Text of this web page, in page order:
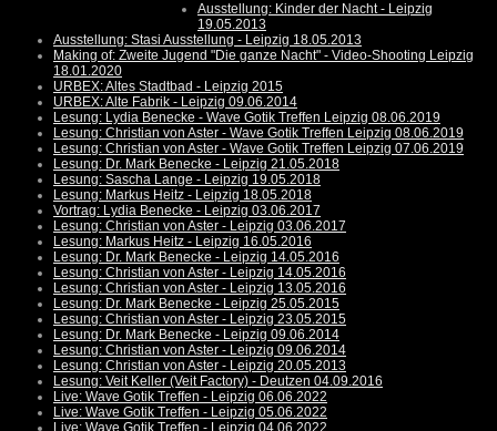
Ausstellung: Kinder der Nacht - Leipzig
19.05.2013
Ausstellung: Stasi Ausstellung - Leipzig 18.05.2013
Making of: Zweite Jugend "Die ganze Nacht" - Video-Shooting Leipzig
18.01.2020
URBEX: Altes Stadtbad - Leipzig 2015
URBEX: Alte Fabrik - Leipzig 09.06.2014
Lesung: Lydia Benecke - Wave Gotik Treffen Leipzig 08.06.2019
Lesung: Christian von Aster - Wave Gotik Treffen Leipzig 08.06.2019
Lesung: Christian von Aster - Wave Gotik Treffen Leipzig 07.06.2019
Lesung: Dr. Mark Benecke - Leipzig 21.05.2018
Lesung: Sascha Lange - Leipzig 19.05.2018
Lesung: Markus Heitz - Leipzig 18.05.2018
Vortrag: Lydia Benecke - Leipzig 03.06.2017
Lesung: Christian von Aster - Leipzig 03.06.2017
Lesung: Markus Heitz - Leipzig 16.05.2016
Lesung: Dr. Mark Benecke - Leipzig 14.05.2016
Lesung: Christian von Aster - Leipzig 14.05.2016
Lesung: Christian von Aster - Leipzig 13.05.2016
Lesung: Dr. Mark Benecke - Leipzig 25.05.2015
Lesung: Christian von Aster - Leipzig 23.05.2015
Lesung: Dr. Mark Benecke - Leipzig 09.06.2014
Lesung: Christian von Aster - Leipzig 09.06.2014
Lesung: Christian von Aster - Leipzig 20.05.2013
Lesung: Veit Keller (Veit Factory) - Deutzen 04.09.2016
Live: Wave Gotik Treffen - Leipzig 06.06.2022
Live: Wave Gotik Treffen - Leipzig 05.06.2022